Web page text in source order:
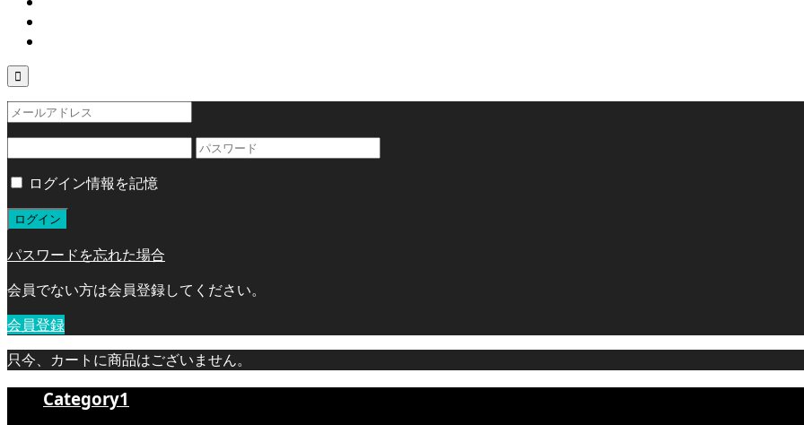

ログイン情報を記憶
パスワードを忘れた場合
会員でない方は会員登録してください。
会員登録
只今、カートに商品はございません。
Category1